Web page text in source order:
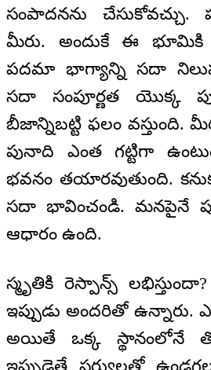
సంపాదనను
మీరు. అందుకే ఈ భూమికి
పదమా భాగ్యాన్ని సదా
సదా సంపూర్ణత యొక్క
బీజాన్నిబట్టి ఫలం వస్తుంది.
పునాది ఎంత గట్టిగా
భవనం తయారవుతుంది.
సదా భావించండి. మనపైనే
ఆధారం ఉంది.
స్మృతికి రెస్పాన్స్
ఇప్పుడు అందరితో ఉన్నారు.
అయితే ఒక్క స్థానంలోనే
ఇఫ్పుడైతే సర్వులతో